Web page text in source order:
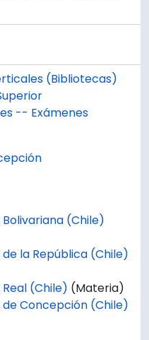
(Bibliotecas)
-- Exámenes
(Chile)
de la República (Chile)
(Chile) (Materia)
de Concepción (Chile)